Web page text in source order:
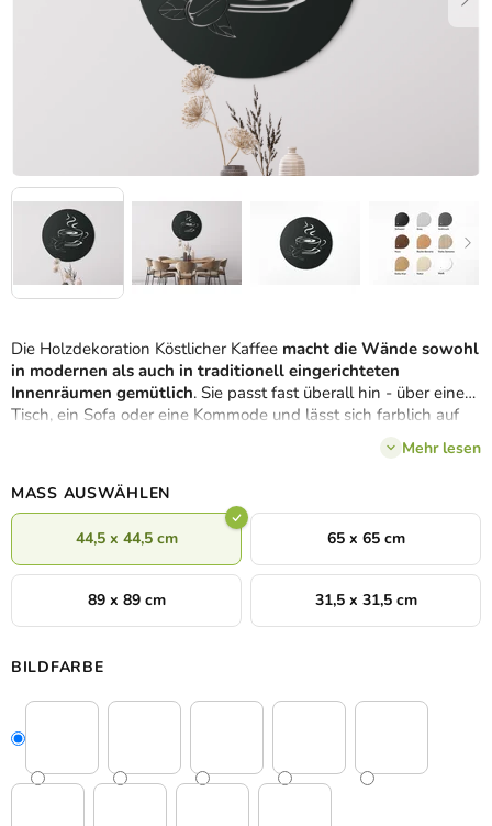
Die Holzdekoration Köstlicher Kaffee macht die Wände sowohl
in modernen als auch in traditionell eingerichteten
Innenräumen gemütlich. Sie passt fast überall hin - über einen
Tisch, ein Sofa oder eine Kommode und lässt sich farblich auf
Mehr lesen
MASS AUSWÄHLEN
44,5 x 44,5 cm 65 x 65 cm
89 x 89 cm 31,5 x 31,5 cm
BILDFARBE